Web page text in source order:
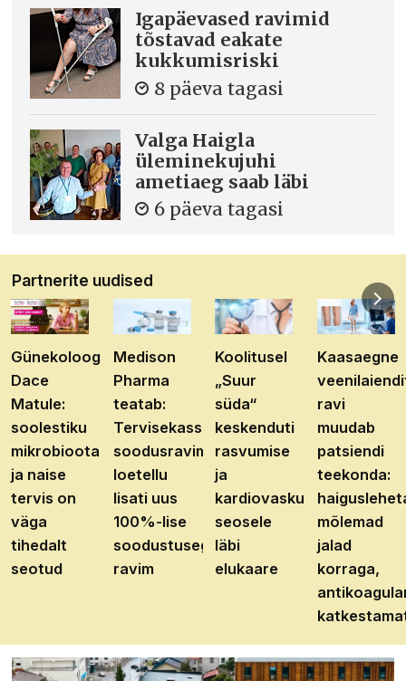
Igapäevased ravimid
tõstavad eakate
kukkumisriski
8 päeva tagasi
Valga Haigla
üleminekujuhi
ametiaeg saab läbi
6 päeva tagasi
Partnerite uudised
Günekoloog
Dace
Matule:
soolestiku
mikrobioota
ja naise
tervis on
väga
tihedalt
seotud
Medison
Pharma
teatab:
Tervisekassa
soodusravimite
loetellu
lisati uus
100%-lise
soodustusega
ravim
Koolitusel
„Suur
süda“
keskenduti
rasvumise
ja
kardiovaskulaarhaiguste
seosele
läbi
elukaare
Kaasaegne
ravi
muudab
patsiendi
teekonda:
mõlemad
jalad
korraga,